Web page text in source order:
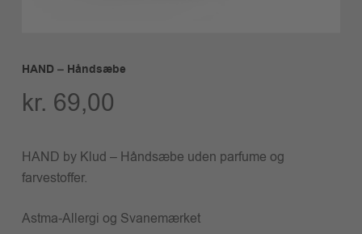
HAND – Håndsæbe
kr. 69,00
HAND by Klud – Håndsæbe uden parfume og
farvestoffer.
Astma-Allergi og Svanemærket